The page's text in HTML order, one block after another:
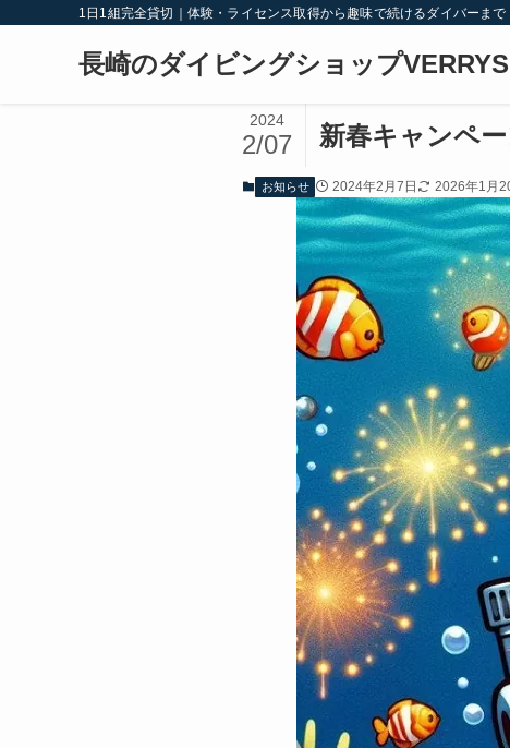
1日1組完全貸切｜体験・ライセンス取得から趣味で続けるダイバーまで
長崎のダイビングショップVERRYS
新春キャンペ
2024
2/07
お知らせ 2024年2月7日 2026年1月